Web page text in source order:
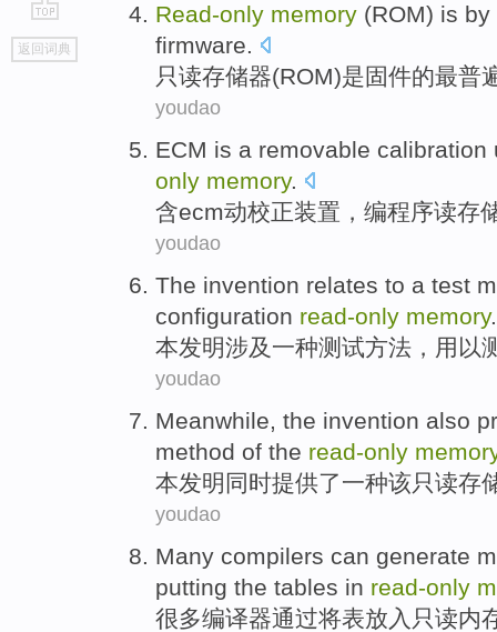
go
top
返回词典
Read-only memory (ROM) is
firmware.
只读存储器(ROM)是固件的最普
youdao
ECM is a removable calibration
only memory.
含ecm动校正装置 ， 编程序读存
youdao
The invention relates to a test
configuration read-only memory.
本发明涉及 一种测试方法 ，用以
youdao
Meanwhile, the invention also
method of the read-only
本发明 同时提供了一种该只读存
youdao
Many compilers can generate
putting the tables in read-only
很多编译器通过将表放入只读内